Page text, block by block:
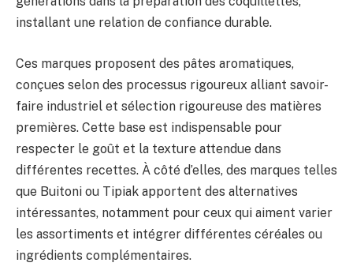
installant une relation de confiance durable.
Ces marques proposent des pâtes aromatiques,
conçues selon des processus rigoureux alliant savoir-
faire industriel et sélection rigoureuse des matières
premières. Cette base est indispensable pour
respecter le goût et la texture attendue dans
différentes recettes. À côté d’elles, des marques telles
que Buitoni ou Tipiak apportent des alternatives
intéressantes, notamment pour ceux qui aiment varier
les assortiments et intégrer différentes céréales ou
ingrédients complémentaires.